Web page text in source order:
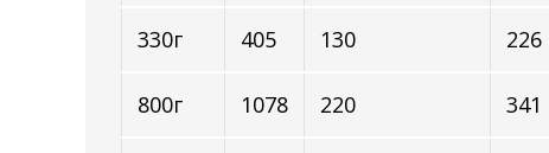
330г 405 130 226
800г 1078 220 341